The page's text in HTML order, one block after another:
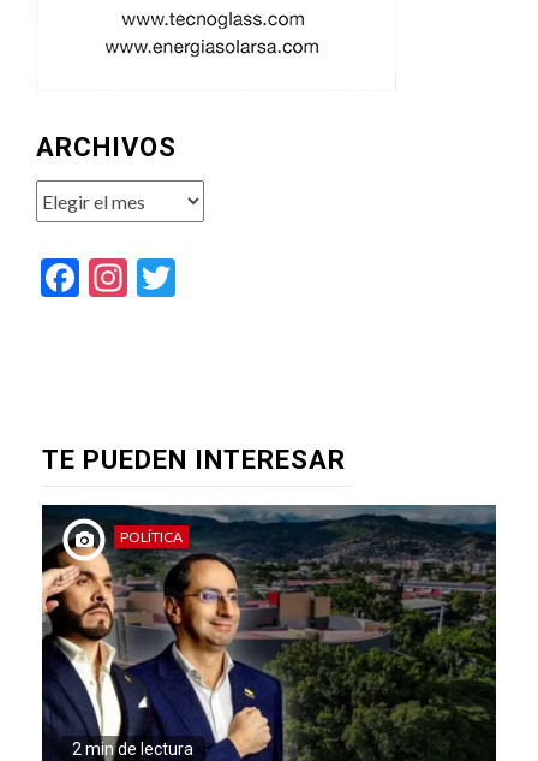
ARCHIVOS
Archivos
Facebook
Instagram
TE PUEDEN INTERESAR
POLÍTICA
2 min de lectura